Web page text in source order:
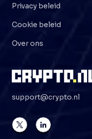
Privacy beleid
Cookie beleid
Over ons
support@crypto.nl